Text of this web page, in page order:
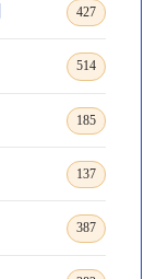
427
514
185
137
387